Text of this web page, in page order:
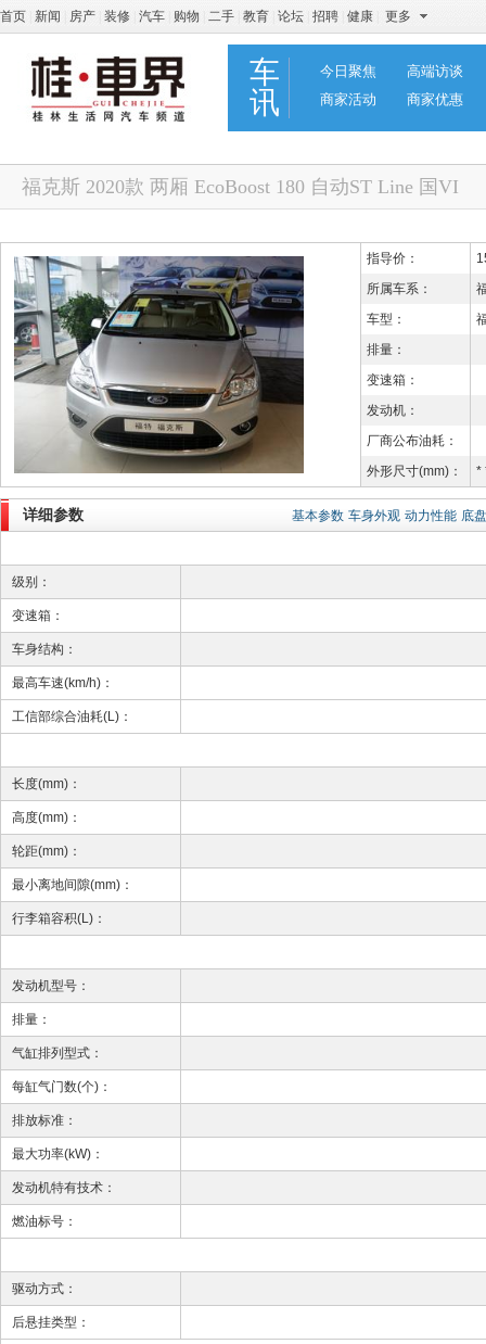
首页 新闻 房产 装修 汽车 购物 二手 教育 论坛 招聘 健康 更多
车
讯
今日聚焦
高端访谈
商家活动
商家优惠
福克斯 2020款 两厢 EcoBoost 180 自动ST Line 国VI
指导价：
所属车系：
车型：
排量：
变速箱：
发动机：
厂商公布油耗：
外形尺寸(mm)：
*
基本参数 车身外观 动力性能 底
详细参数
级别：
变速箱：
车身结构：
最高车速(km/h)：
工信部综合油耗(L)：
长度(mm)：
高度(mm)：
轮距(mm)：
最小离地间隙(mm)：
行李箱容积(L)：
发动机型号：
排量：
气缸排列型式：
每缸气门数(个)：
排放标准：
最大功率(kW)：
发动机特有技术：
燃油标号：
驱动方式：
后悬挂类型：